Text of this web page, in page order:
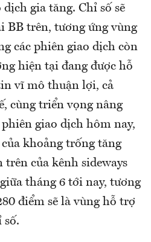
gia tăng. Chỉ số sẽ
BB trên, tương ứng vùng
các phiên giao dịch còn
hiện tại đang được hỗ
vĩ mô thuận lợi, cả
cùng triển vọng nâng
giao dịch hôm nay,
khoảng trống tăng
trên của kênh sideways
tháng 6 tới nay, tương
điểm sẽ là vùng hỗ trợ
số.